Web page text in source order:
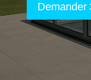
Demander